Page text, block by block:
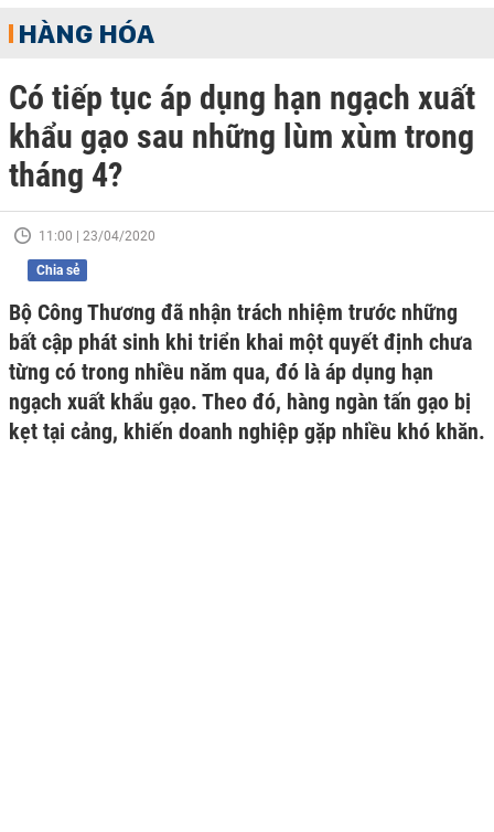
HÀNG HÓA
Có tiếp tục áp dụng hạn ngạch xuất
khẩu gạo sau những lùm xùm trong
tháng 4?
11:00 | 23/04/2020
Chia sẻ
Bộ Công Thương đã nhận trách nhiệm trước những
bất cập phát sinh khi triển khai một quyết định chưa
từng có trong nhiều năm qua, đó là áp dụng hạn
ngạch xuất khẩu gạo. Theo đó, hàng ngàn tấn gạo bị
kẹt tại cảng, khiến doanh nghiệp gặp nhiều khó khăn.